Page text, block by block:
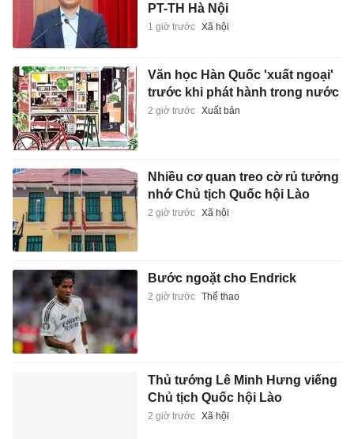
PT-TH Hà Nội
1 giờ trước Xã hội
Văn học Hàn Quốc 'xuất ngoại'
trước khi phát hành trong nước
2 giờ trước Xuất bản
Nhiều cơ quan treo cờ rủ tưởng
nhớ Chủ tịch Quốc hội Lào
2 giờ trước Xã hội
Bước ngoặt cho Endrick
2 giờ trước Thể thao
Thủ tướng Lê Minh Hưng viếng
Chủ tịch Quốc hội Lào
2 giờ trước Xã hội